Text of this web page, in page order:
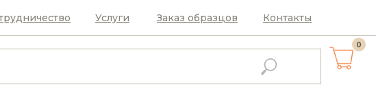
Услуги Контакты
Заказ образцов
0